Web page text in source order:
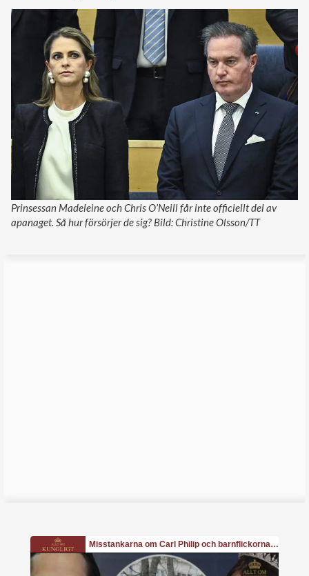
Prinsessan Madeleine och Chris O’Neill får inte officiellt del av
apanaget. Så hur försörjer de sig? Bild: Christine Olsson/TT